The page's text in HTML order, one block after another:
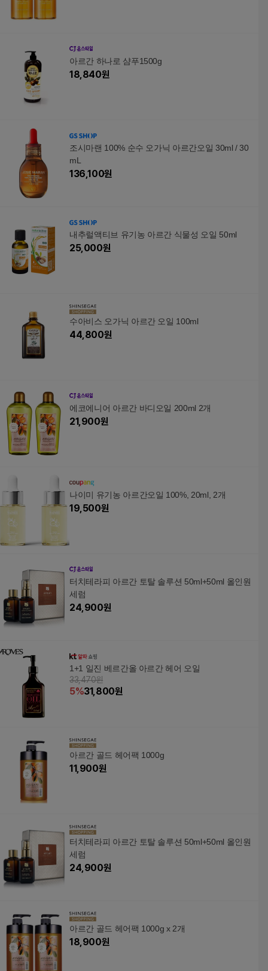
아르간 하나로 샴푸1500g
18,840원
조시마랜 100% 순수 오가닉 아르간오일 30ml / 30
mL
136,100원
내추럴액티브 유기농 아르간 식물성 오일 50ml
25,000원
수아비스 오가닉 아르간 오일 100ml
44,800원
에코에니어 아르간 바디오일 200ml 2개
21,900원
나이미 유기농 아르간오일 100%, 20ml, 2개
19,500원
터치테라피 아르간 토탈 솔루션 50ml+50ml 올인원
세럼
24,900원
1+1 일진 베르간올 아르간 헤어 오일
33,470원
5%31,800원
아르간 골드 헤어팩 1000g
11,900원
터치테라피 아르간 토탈 솔루션 50ml+50ml 올인원
세럼
24,900원
아르간 골드 헤어팩 1000g x 2개
18,900원